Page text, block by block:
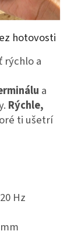
hotovosti
rýchlo a
a
Rýchle,
ti ušetrí
Hz